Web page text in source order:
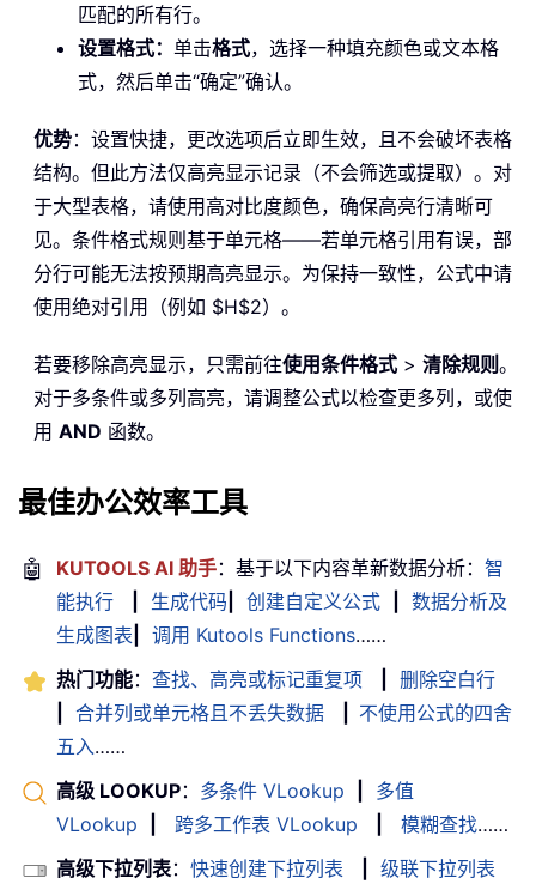
匹配的所有行。
设置格式： 单击格式，选择一种填充颜色或文本格
式，然后单击“确定”确认。
优势：设置快捷，更改选项后立即生效，且不会破坏表格
结构。但此方法仅高亮显示记录（不会筛选或提取）。对
于大型表格，请使用高对比度颜色，确保高亮行清晰可
见。条件格式规则基于单元格——若单元格引用有误，部
分行可能无法按预期高亮显示。为保持一致性，公式中请
使用绝对引用（例如 $H$2）。
若要移除高亮显示，只需前往使用条件格式 > 清除规则。
对于多条件或多列高亮，请调整公式以检查更多列，或使
用 AND 函数。
最佳办公效率工具
🤖 KUTOOLS AI 助手：基于以下内容革新数据分析： 智
能执行
生成代码 创建自定义公式
数据分析及
生成图表
调用 Kutools Functions……
热门功能： 查找、高亮或标记重复项
删除空白行
合并列或单元格且不丢失数据
不使用公式的四舍
五入……
高级 LOOKUP： 多条件 VLookup
多值
VLookup
跨多工作表 VLookup 模糊查找……
高级下拉列表： 快速创建下拉列表
级联下拉列表